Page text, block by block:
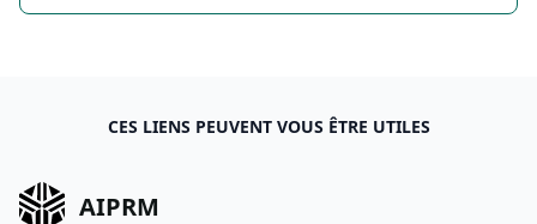
CES LIENS PEUVENT VOUS ÊTRE UTILES
AIPRM